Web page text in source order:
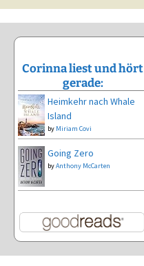
Corinna liest und hört
gerade:
Heimkehr nach Whale
Island
by Miriam Covi
Going Zero
byAnthony McCarten